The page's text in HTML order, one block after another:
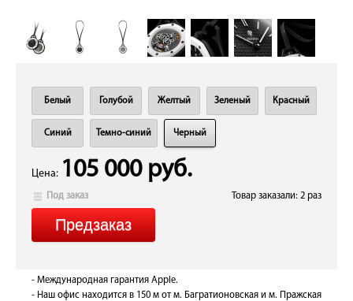
Белый Голубой Желтый Зеленый Красный
Синий Темно-синий Черный
Цена: 105 000 руб.
Под заказ Товар заказали: 2 раз
- Международная гарантия Apple.
- Наш офис находится в 150 м от м. Багратионовская и м. Пражская